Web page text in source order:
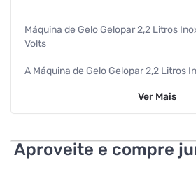
Máquina de Gelo Gelopar 2,2 Litros
Volts
A Máquina de Gelo Gelopar 2,2 Litros
projetado para atender pequenas
doméstica. Este produto conta com
digital multi funcional na parte frontal,
Ver Mais
Aproveite e compre